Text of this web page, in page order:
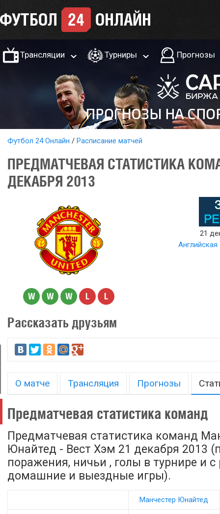
Трансляции Турниры Прогнозы
Футбол 24 Онлайн Расписание матчей
ПРЕДМАТЧЕВАЯ СТАТИСТИКА
ДЕКАБРЯ 2013
W W W L L
21
Рассказать друзьям
О матче Трансляция Прогнозы
Предматчевая статистика команд
Предматчевая статистика команд
Юнайтед - Вест Хэм 21 декабря 2013
поражения, ничьи , голы в турнире и
домашние и выездные игры).
Манчестер Юнайтед